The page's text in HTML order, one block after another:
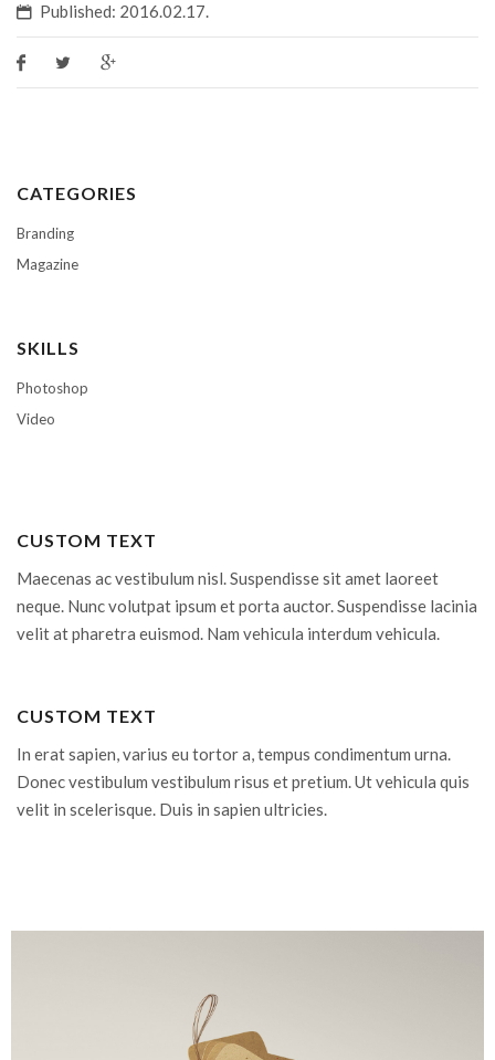
Published: 2016.02.17.
CATEGORIES
Branding
Magazine
SKILLS
Photoshop
Video
CUSTOM TEXT
Maecenas ac vestibulum nisl. Suspendisse sit amet laoreet
neque. Nunc volutpat ipsum et porta auctor. Suspendisse lacinia
velit at pharetra euismod. Nam vehicula interdum vehicula.
CUSTOM TEXT
In erat sapien, varius eu tortor a, tempus condimentum urna.
Donec vestibulum vestibulum risus et pretium. Ut vehicula quis
velit in scelerisque. Duis in sapien ultricies.